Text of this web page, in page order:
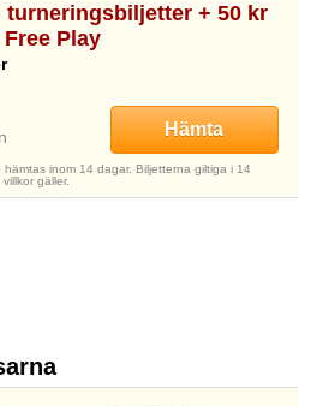
turneringsbiljetter + 50 kr
Play
Hämta
inom 14 dagar. Biljetterna giltiga i 14
gäller.